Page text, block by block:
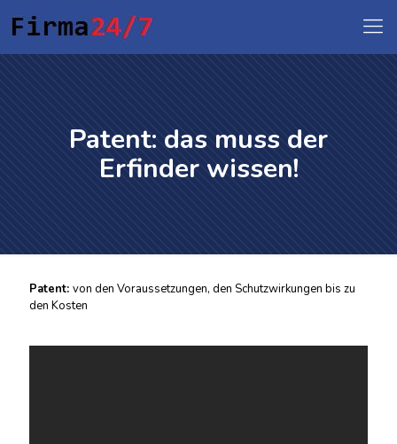
Patent: das muss der
Erfinder wissen!
Patent: von den Voraussetzungen, den Schutzwirkungen bis zu
den Kosten